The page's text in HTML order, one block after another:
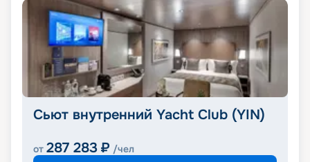
Сьют внутренний Yacht Club (YIN)
от 287 283 ₽ /чел